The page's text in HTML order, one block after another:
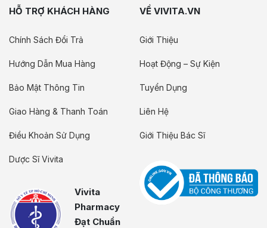
HỖ TRỢ KHÁCH HÀNG
Chính Sách Đổi Trả
Hướng Dẫn Mua Hàng
Bảo Mật Thông Tin
Giao Hàng & Thanh Toán
Điều Khoản Sử Dụng
Dược Sĩ Vivita
Vivita
Pharmacy
Đạt Chuẩn
VỀ VIVITA.VN
Giới Thiệu
Hoạt Động – Sự Kiện
Tuyển Dụng
Liên Hệ
Giới Thiệu Bác Sĩ